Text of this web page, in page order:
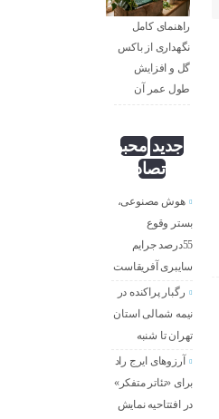
راهنمای کامل
نگهداری از باکس
گل و افزایش
طول عمر آن
جدید محبوب
تصادفی
هوش مصنوعی،
بستر وقوع
55درصد جرایم
سایبری آفریقاست
رگبار پراکنده در
نیمه شمالی استان
تهران تا شنبه
آرزوهای ایرج راد
برای «تئاتر متفکر»
در افتتاحیه نمایش